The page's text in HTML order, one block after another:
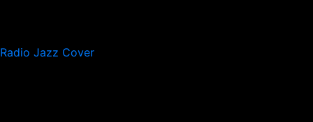
Radio Jazz Cover